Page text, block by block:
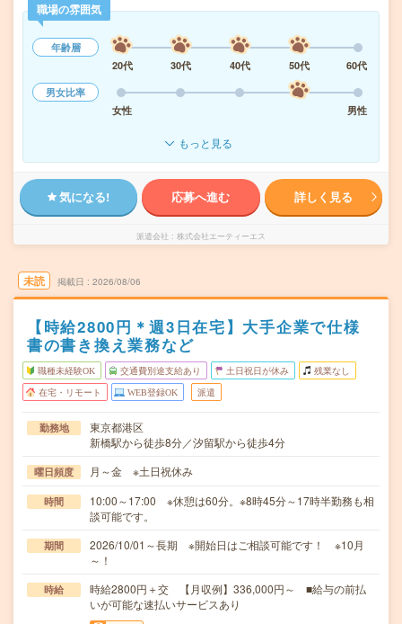
職場の雰囲気
年齢層
20代
30代 40代 50代
60代
男女比率
女性
男性
もっと見る
気になる! 応募へ進む 詳しく見る
派遣会社 株式会社エーティーエス
未読 掲載日 2026/08/06
【時給2800円＊週3日在宅】大手企業で仕様
書の書き換え業務など
職種未経験OK 交通費別途支給あり 土日祝日が休み 残業なし
在宅・リモート WEB登録OK 派遣
勤務地
東京都港区
新橋駅から徒歩8分／汐留駅から徒歩4分
曜日頻度 月～金 ※土日祝休み
時間
10:00～17:00 ※休憩は60分。※8時45分～17時半勤務も相
談可能です。
期間
2026/10/01～長期 ※開始日はご相談可能です！ ※10月
～！
時給
時給2800円＋交 【月収例】336,000円～ ■給与の前払
いが可能な速払いサービスあり